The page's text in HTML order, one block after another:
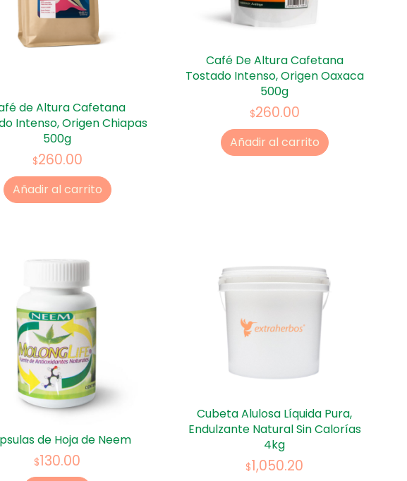
de Altura Cafetana
Intenso, Origen Chiapas
500g
$260.00
Añadir al carrito
Café De Altura Cafetana
Tostado Intenso, Origen Oaxaca
500g
$260.00
Añadir al carrito
de Hoja de Neem
$130.00
Cubeta Alulosa Líquida Pura,
Endulzante Natural Sin Calorías
4kg
$1,050.20